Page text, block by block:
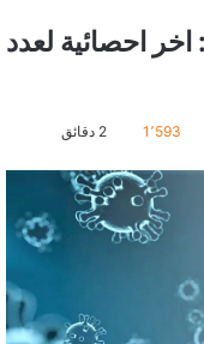
السبت 11 ابريل : اخر احصائية لعدد
1٬593